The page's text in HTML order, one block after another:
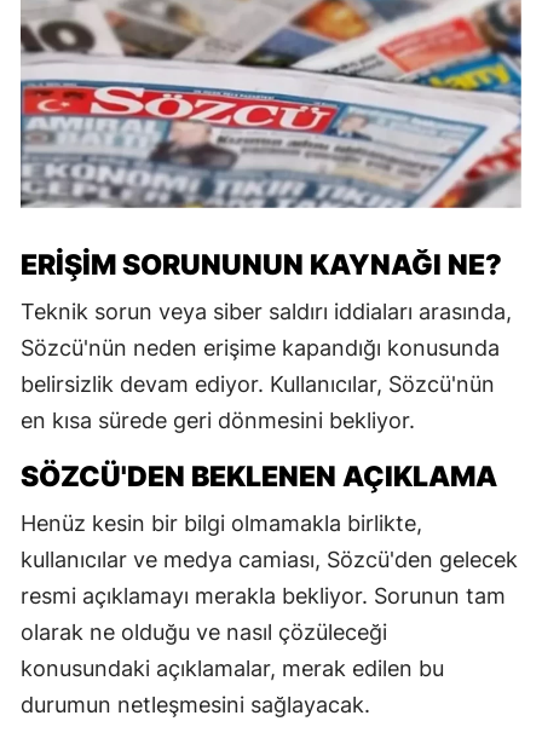
ERIŞIM SORUNUNUN KAYNAĞI NE?
Teknik sorun veya siber saldırı iddiaları arasında,
Sözcü'nün neden erişime kapandığı konusunda
belirsizlik devam ediyor. Kullanıcılar, Sözcü'nün
en kısa sürede geri dönmesini bekliyor.
SÖZCÜ'DEN BEKLENEN AÇIKLAMA
Henüz kesin bir bilgi olmamakla birlikte,
kullanıcılar ve medya camiası, Sözcü'den gelecek
resmi açıklamayı merakla bekliyor. Sorunun tam
olarak ne olduğu ve nasıl çözüleceği
konusundaki açıklamalar, merak edilen bu
durumun netleşmesini sağlayacak.